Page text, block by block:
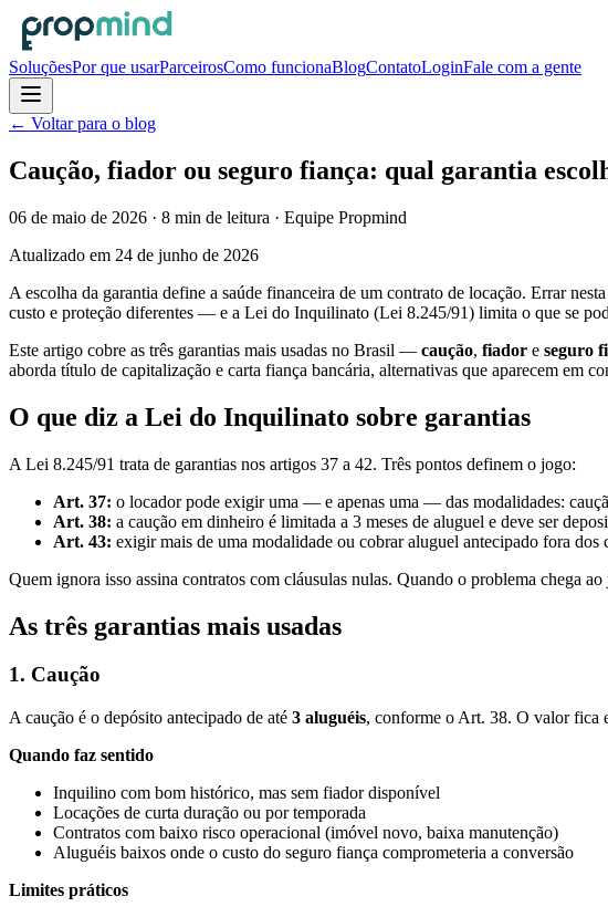
SoluçõesPor que usarParceirosComo funcionaBlogContatoLoginFale com a gente
← Voltar para o blog
Caução, fiador ou seguro fiança: qual garantia
06 de maio de 2026 · 8 min de leitura · Equipe Propmind
Atualizado em 24 de junho de 2026
A escolha da garantia define a saúde financeira de um contrato de locação. Errar
custo e proteção diferentes — e a Lei do Inquilinato (Lei 8.245/91) limita o que se
Este artigo cobre as três garantias mais usadas no Brasil — caução, fiador e seguro
aborda título de capitalização e carta fiança bancária, alternativas que aparecem em
O que diz a Lei do Inquilinato sobre garantias
A Lei 8.245/91 trata de garantias nos artigos 37 a 42. Três pontos definem o jogo:
Art. 37: o locador pode exigir uma — e apenas uma — das modalidades:
Art. 38: a caução em dinheiro é limitada a 3 meses de aluguel e deve ser
Art. 43: exigir mais de uma modalidade ou cobrar aluguel antecipado fora
Quem ignora isso assina contratos com cláusulas nulas. Quando o problema chega
As três garantias mais usadas
1. Caução
A caução é o depósito antecipado de até 3 aluguéis, conforme o Art. 38. O valor fica
Quando faz sentido
Inquilino com bom histórico, mas sem fiador disponível
Locações de curta duração ou por temporada
Contratos com baixo risco operacional (imóvel novo, baixa manutenção)
Aluguéis baixos onde o custo do seguro fiança comprometeria a conversão
Limites práticos